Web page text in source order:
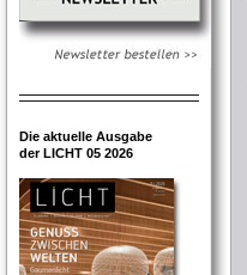
Die aktuelle Ausgabe
der LICHT 05 2026